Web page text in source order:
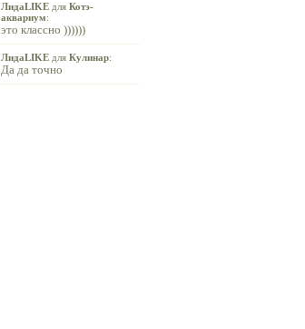
ЛидаLIKE для Котэ-
аквариум:
это классно ))))))
ЛидаLIKE для Кулинар:
Да да точно